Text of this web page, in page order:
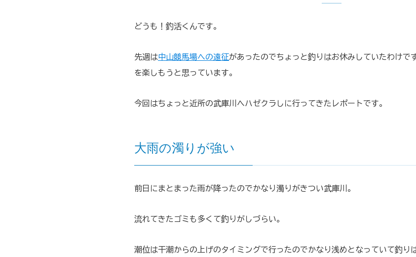
どうも！釣活くんです。
先週は中山競馬場への遠征があったのでちょっと釣りはお休みしていたわけで
を楽しもうと思っています。
今回はちょっと近所の武庫川へハゼクラしに行ってきたレポートです。
大雨の濁りが強い
前日にまとまった雨が降ったのでかなり濁りがきつい武庫川。
流れてきたゴミも多くて釣りがしづらい。
潮位は干潮からの上げのタイミングで行ったのでかなり浅めとなっていて釣り